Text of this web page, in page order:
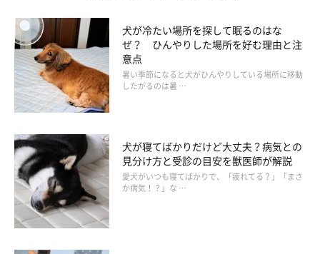
犬が冷たい場所を探して眠るのはな
ぜ？ ひんやりした場所を好む理由と注
意点
暑い季節になると犬がひんやりしている場所に移動
したがるのは暑 …
犬が寝てばかりだけど大丈夫？病気との
見分け方と受診の目安を獣医師が解説
愛犬がいつも寝てばかりで、「疲れてる？」「まさ
か病気！？」な …